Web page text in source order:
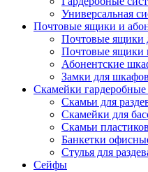
Универсальная
Почтовые ящики и
Почтовые ящики
Почтовые ящики
Абонентские
Замки для
Скамейки гардеробные
Скамьи для
Скамейки для
Скамьи
Банкетки
Стулья для
Сейфы